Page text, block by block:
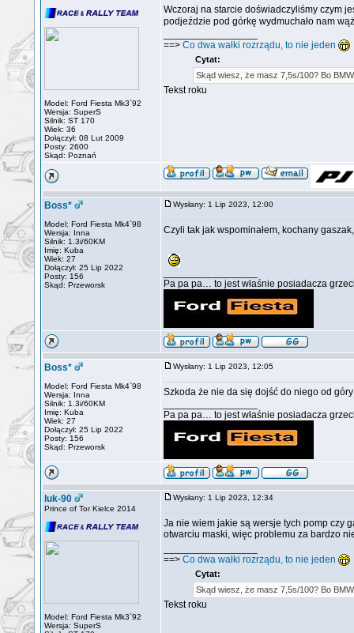
Model: Ford Fiesta Mk3`92
Wersja: SuperS
Silnik: ST 170
Wiek: 36
Dołączył: 08 Lut 2009
Posty: 2600
Skąd: Poznań
Wczoraj na starcie doświadczyliśmy czym
podjeździe pod górkę wydmuchało nam
==> Co dwa wałki rozrządu, to nie jeden
Cytat:
Skąd wiesz, że masz 7,5s/100? Bo
Tekst roku
Boss*
Model: Ford Fiesta Mk4`98
Wersja: Inna
Silnik: 1.3i/60KM
Imię: Kuba
Wiek: 27
Dołączył: 25 Lip 2022
Posty: 156
Skąd: Przeworsk
Wysłany: 1 Lip 2023, 12:00
Czyli tak jak wspominałem, kochany
Pa pa pa… to jest właśnie posiadacza
Boss*
Model: Ford Fiesta Mk4`98
Wersja: Inna
Silnik: 1.3i/60KM
Imię: Kuba
Wiek: 27
Dołączył: 25 Lip 2022
Posty: 156
Skąd: Przeworsk
Wysłany: 1 Lip 2023, 12:05
Szkoda że nie da się dojść do niego od
Pa pa pa… to jest właśnie posiadacza
luk-90
Prince of Tor Kielce 2014
Model: Ford Fiesta Mk3`92
Wersja: SuperS
Wysłany: 1 Lip 2023, 12:34
Ja nie wiem jakie są wersje tych pomp czy
otwarciu maski, więc problemu za bardzo
==> Co dwa wałki rozrządu, to nie jeden
Cytat:
Skąd wiesz, że masz 7,5s/100? Bo
Tekst roku